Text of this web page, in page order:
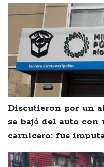
Discutieron por un
se bajó del auto
carnicero: fue